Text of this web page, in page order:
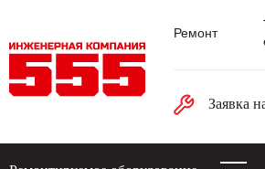
Ремонт
Заявка